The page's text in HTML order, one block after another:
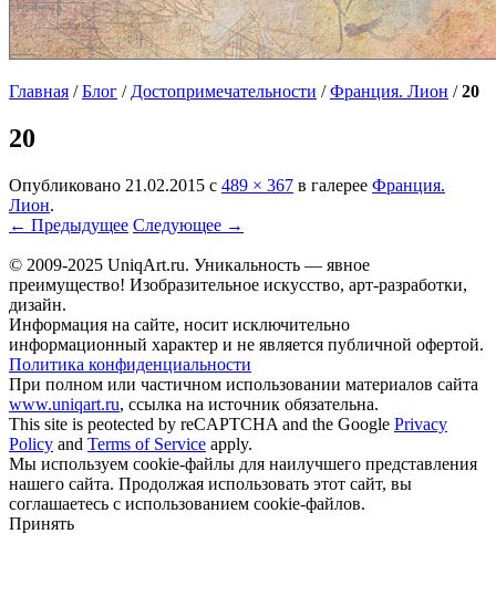
Главная /Блог / Достопримечательности /Франция. Лион /20
20
Опубликовано 21.02.2015 с 489 × 367 в галерее Франция.
Лион.
← Предыдущее Следующее →
© 2009-2025 UniqАrt.ru. Уникальность — явное
преимущество! Изобразительное искусство, арт-разработки,
дизайн.
Информация на сайте, носит исключительно
информационный характер и не является публичной офертой.
Политика конфиденциальности
При полном или частичном использовании материалов сайта
www.uniqart.ru, ссылка на источник обязательна.
This site is peotected by reCAPTCHA and the Google Privacy
Policy and Terms of Service apply.
Мы используем cookie-файлы для наилучшего представления
нашего сайта. Продолжая использовать этот сайт, вы
соглашаетесь с использованием cookie-файлов.
Принять